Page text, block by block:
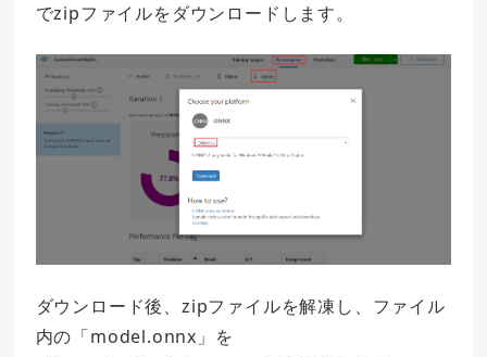
でzipファイルをダウンロードします。
ダウンロード後、zipファイルを解凍し、ファイル
内の「model.onnx」を